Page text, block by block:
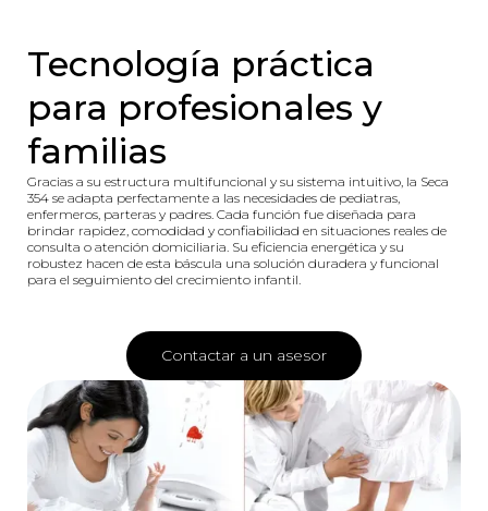
Tecnología práctica
para profesionales y
familias
Gracias a su estructura multifuncional y su sistema intuitivo, la Seca
354 se adapta perfectamente a las necesidades de pediatras,
enfermeros, parteras y padres. Cada función fue diseñada para
brindar rapidez, comodidad y confiabilidad en situaciones reales de
consulta o atención domiciliaria. Su eficiencia energética y su
robustez hacen de esta báscula una solución duradera y funcional
para el seguimiento del crecimiento infantil.
Contactar a un asesor